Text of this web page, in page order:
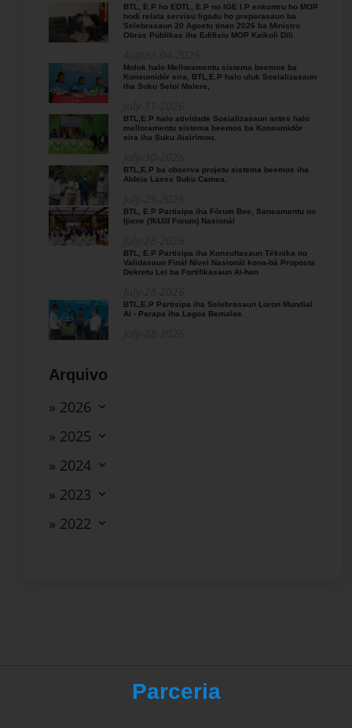
BTL, E.P ho EDTL, E.P no IGE I.P enkontru ho MOP
hodi relata servisu ligadu ho preparasaun ba
Selebrasaun 20 Agostu tinan 2026 ba Ministro
Obras Públikas iha Edifisiu MOP Kaikoli Dili.
Molok halo Melloramentu sistema beemos ba
Konsumidór sira, BTL,E.P halo uluk Sosializasaun
iha Suku Seloi Malere,
BTL,E.P halo atividade Sosializasaun antes halo
melloramentu sistema beemos ba Konsumidór
sira iha Suku Aisirimou.
BTL,E.P ba observa projetu sistema beemos iha
Aldeia Lases Suku Camea.
BTL, E.P Partisipa iha Fórum Bee, Saneamentu no
Ijiene (𝑊𝐴𝑆𝐻 Forum) Nasionál
BTL, E.P Partisipa iha Konsultasaun Téknika no
Validasaun Finál Nível Nasionál kona-bá Proposta
Dekretu Lei ba Fortifikasaun Ai-han
BTL,E.P Partisipa iha Selebrasaun Loron Mundial
Ai - Parapa iha Lagoa Bemalae.
Arquivo
» 2026
» 2025
» 2024
» 2023
» 2022
Parceria